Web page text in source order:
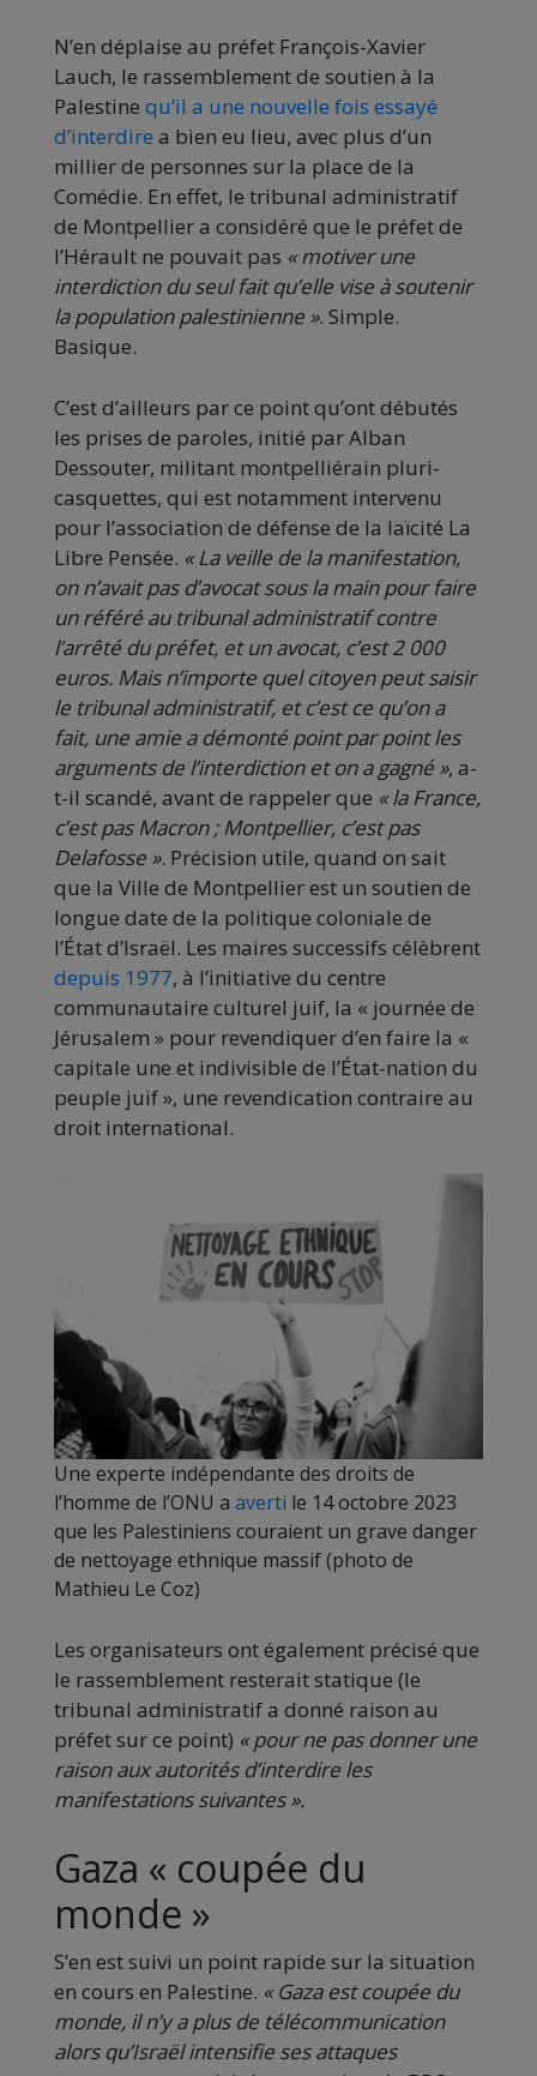
N’en déplaise au préfet François-Xavier
Lauch, le rassemblement de soutien à la
Palestine qu’il a une nouvelle fois essayé
d’interdire a bien eu lieu, avec plus d’un
millier de personnes sur la place de la
Comédie. En effet, le tribunal administratif
de Montpellier a considéré que le préfet de
l’Hérault ne pouvait pas « motiver une
interdiction du seul fait qu’elle vise à soutenir
la population palestinienne ». Simple.
Basique.
C’est d’ailleurs par ce point qu’ont débutés
les prises de paroles, initié par Alban
Dessouter, militant montpelliérain pluri-
casquettes, qui est notamment intervenu
pour l’association de défense de la laïcité La
Libre Pensée. « La veille de la manifestation,
on n’avait pas d’avocat sous la main pour faire
un référé au tribunal administratif contre
l’arrêté du préfet, et un avocat, c’est 2 000
euros. Mais n’importe quel citoyen peut saisir
le tribunal administratif, et c’est ce qu’on a
fait, une amie a démonté point par point les
arguments de l’interdiction et on a gagné », a-
t-il scandé, avant de rappeler que « la France,
c’est pas Macron ; Montpellier, c’est pas
Delafosse ». Précision utile, quand on sait
que la Ville de Montpellier est un soutien de
longue date de la politique coloniale de
l’État d’Israël. Les maires successifs célèbrent
depuis 1977, à l’initiative du centre
communautaire culturel juif, la « journée de
Jérusalem » pour revendiquer d’en faire la «
capitale une et indivisible de l’État-nation du
peuple juif », une revendication contraire au
droit international.
Une experte indépendante des droits de
l’homme de l’ONU a averti le 14 octobre 2023
que les Palestiniens couraient un grave danger
de nettoyage ethnique massif (photo de
Mathieu Le Coz)
Les organisateurs ont également précisé que
le rassemblement resterait statique (le
tribunal administratif a donné raison au
préfet sur ce point) « pour ne pas donner une
raison aux autorités d’interdire les
manifestations suivantes».
Gaza « coupée du
monde »
S’en est suivi un point rapide sur la situation
en cours en Palestine. « Gaza est coupée du
monde, il n’y a plus de télécommunication
alors qu’Israël intensifie ses attaques